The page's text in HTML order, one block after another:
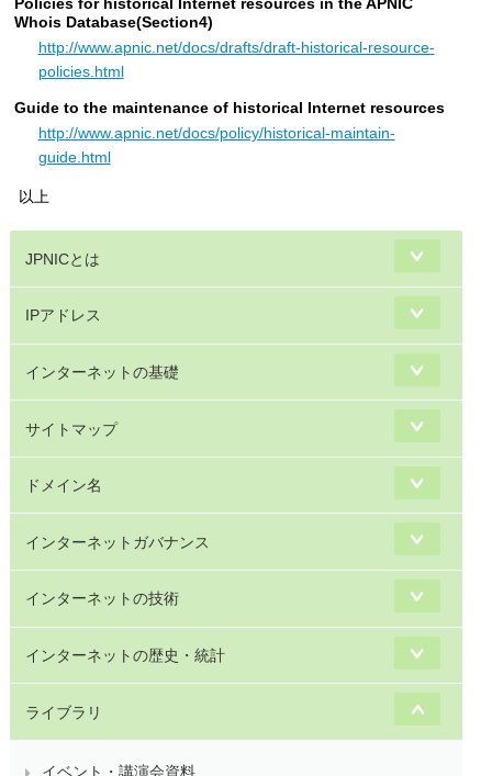
Whois Database(Section4)
http://www.apnic.net/docs/drafts/draft-historical-resource-
policies.html
Guide to the maintenance of historical Internet resources
http://www.apnic.net/docs/policy/historical-maintain-
guide.html
以上
JPNICとは
IPアドレス
インターネットの基礎
サイトマップ
ドメイン名
インターネットガバナンス
インターネットの技術
インターネットの歴史・統計
ライブラリ
イベント・講演会資料